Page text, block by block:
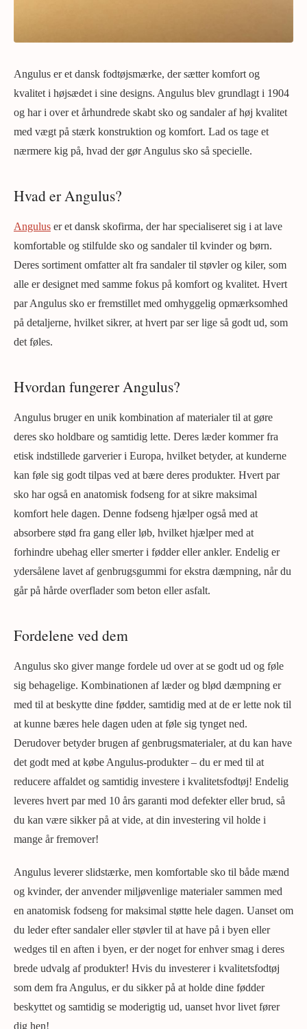
Angulus er et dansk fodtøjsmærke, der sætter komfort og
kvalitet i højsædet i sine designs. Angulus blev grundlagt i 1904
og har i over et århundrede skabt sko og sandaler af høj kvalitet
med vægt på stærk konstruktion og komfort. Lad os tage et
nærmere kig på, hvad der gør Angulus sko så specielle.
Hvad er Angulus?
Angulus er et dansk skofirma, der har specialiseret sig i at lave
komfortable og stilfulde sko og sandaler til kvinder og børn.
Deres sortiment omfatter alt fra sandaler til støvler og kiler, som
alle er designet med samme fokus på komfort og kvalitet. Hvert
par Angulus sko er fremstillet med omhyggelig opmærksomhed
på detaljerne, hvilket sikrer, at hvert par ser lige så godt ud, som
det føles.
Hvordan fungerer Angulus?
Angulus bruger en unik kombination af materialer til at gøre
deres sko holdbare og samtidig lette. Deres læder kommer fra
etisk indstillede garverier i Europa, hvilket betyder, at kunderne
kan føle sig godt tilpas ved at bære deres produkter. Hvert par
sko har også en anatomisk fodseng for at sikre maksimal
komfort hele dagen. Denne fodseng hjælper også med at
absorbere stød fra gang eller løb, hvilket hjælper med at
forhindre ubehag eller smerter i fødder eller ankler. Endelig er
ydersålene lavet af genbrugsgummi for ekstra dæmpning, når du
går på hårde overflader som beton eller asfalt.
Fordelene ved dem
Angulus sko giver mange fordele ud over at se godt ud og føle
sig behagelige. Kombinationen af læder og blød dæmpning er
med til at beskytte dine fødder, samtidig med at de er lette nok til
at kunne bæres hele dagen uden at føle sig tynget ned.
Derudover betyder brugen af genbrugsmaterialer, at du kan have
det godt med at købe Angulus-produkter – du er med til at
reducere affaldet og samtidig investere i kvalitetsfodtøj! Endelig
leveres hvert par med 10 års garanti mod defekter eller brud, så
du kan være sikker på at vide, at din investering vil holde i
mange år fremover!
Angulus leverer slidstærke, men komfortable sko til både mænd
og kvinder, der anvender miljøvenlige materialer sammen med
en anatomisk fodseng for maksimal støtte hele dagen. Uanset om
du leder efter sandaler eller støvler til at have på i byen eller
wedges til en aften i byen, er der noget for enhver smag i deres
brede udvalg af produkter! Hvis du investerer i kvalitetsfodtøj
som dem fra Angulus, er du sikker på at holde dine fødder
beskyttet og samtidig se moderigtig ud, uanset hvor livet fører
dig hen!